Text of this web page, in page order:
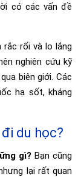
có các vấn đề
rắc rối và lo lắng
nghiên cứu kỹ
biên giới. Các
hạ sốt, kháng
du học?
gì? Bạn cũng
lại rất quan